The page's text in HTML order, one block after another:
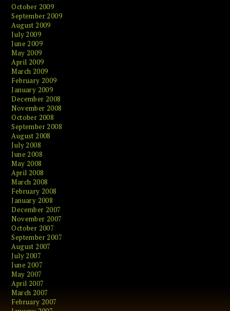
October 2009
September 2009
August 2009
July 2009
June 2009
May 2009
April 2009
March 2009
February 2009
January 2009
December 2008
November 2008
October 2008
September 2008
August 2008
July 2008
June 2008
May 2008
April 2008
March 2008
February 2008
January 2008
December 2007
November 2007
October 2007
September 2007
August 2007
July 2007
June 2007
May 2007
April 2007
March 2007
February 2007